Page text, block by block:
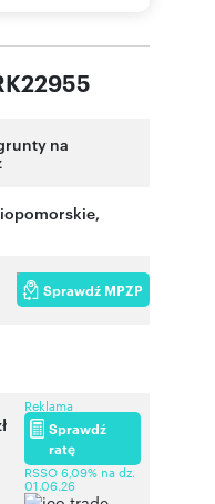
na
,
Sprawdź MPZP
Reklama
Sprawdź
ratę
RSSO 6,09% na dz.
01.06.26